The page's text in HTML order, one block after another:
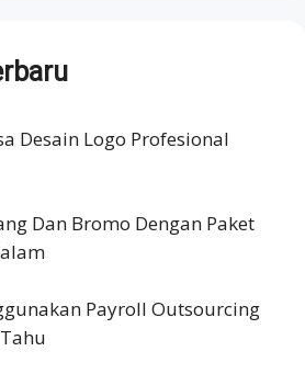
Desain Logo Profesional
Dan Bromo Dengan Paket
Payroll Outsourcing